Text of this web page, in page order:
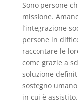
Sono persone
missione.
l’integrazione
persone in
raccontare le
come grazie a
soluzione
sostegno
in cui è assistito.